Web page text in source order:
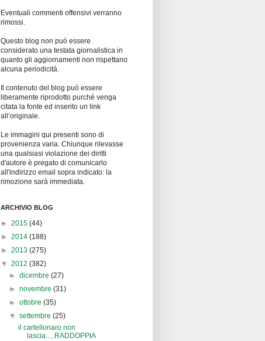
Eventuali commenti offensivi verranno
rimossi.
Questo blog non può essere
considerato una testata giornalistica in
quanto gli aggiornamenti non rispettano
alcuna periodicità.
Il contenuto del blog può essere
liberamente riprodotto purché venga
citata la fonte ed inserito un link
all’originale.
Le immagini qui presenti sono di
provenienza varia. Chiunque rilevasse
una qualsiasi violazione dei diritti
d'autore è pregato di comunicarlo
all'indirizzo email sopra indicato: la
rimozione sarà immediata.
ARCHIVIO BLOG
► 2015 (44)
► 2014 (188)
► 2013 (275)
▼ 2012 (382)
►dicembre(27)
►novembre(31)
►ottobre(35)
▼settembre(25)
il cartellonaro non
lascia.....RADDOPPIA